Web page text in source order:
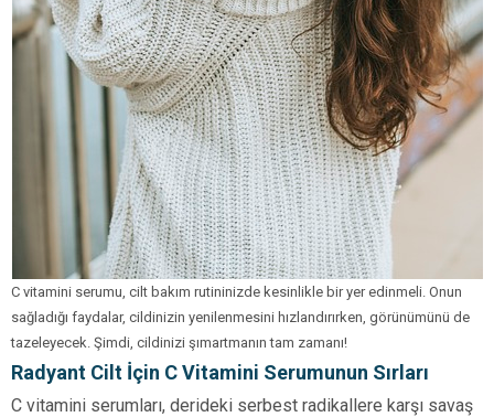
C vitamini serumu, cilt bakım rutininizde kesinlikle bir yer edinmeli. Onun
sağladığı faydalar, cildinizin yenilenmesini hızlandırırken, görünümünü de
tazeleyecek. Şimdi, cildinizi şımartmanın tam zamanı!
Radyant Cilt İçin C Vitamini Serumunun Sırları
C vitamini serumları, derideki serbest radikallere karşı savaş